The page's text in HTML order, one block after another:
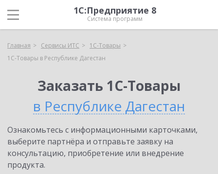
1С:Предприятие 8
Система программ
Главная Сервисы ИТС
1С-Товары
1С-Товары в Республике Дагестан
Заказать 1С-Товары
в Республике Дагестан
Ознакомьтесь с информационными карточками,
выберите партнёра и отправьте заявку на
консультацию, приобретение или внедрение
продукта.